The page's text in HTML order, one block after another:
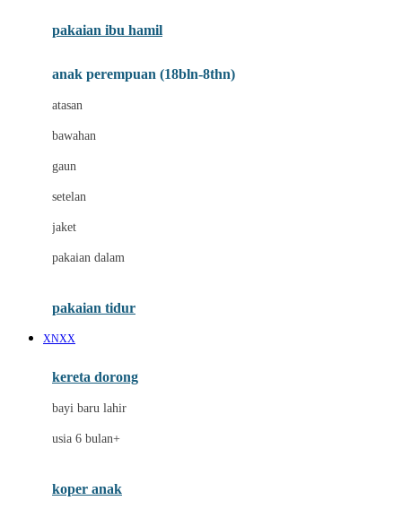
Cottonseeds
Crane
Drew
E
ELC
Ergobaby
Ezyroller
pakaian ibu hamil
anak perempuan (18bln-8thn)
atasan
bawahan
gaun
setelan
jaket
pakaian dalam
pakaian tidur
XNXX
kereta dorong
bayi baru lahir
usia 6 bulan+
koper anak